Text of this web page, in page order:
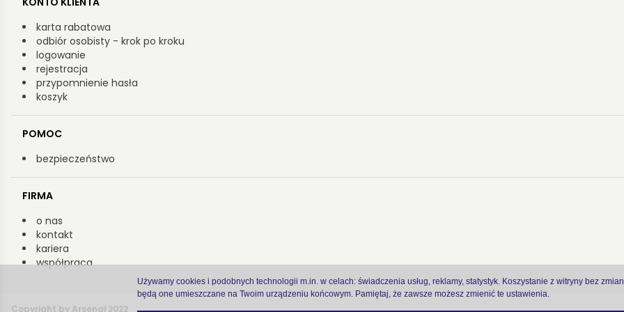
Używamy cookies i podobnych technologii m.in. w celach: świadczenia usług, reklamy, statystyk. Koszystanie z witryny bez
będą one umieszczane na Twoim urządzeniu końcowym. Pamiętaj, że zawsze możesz zmienić te ustawienia.
karta rabatowa
odbiór osobisty - krok po kroku
logowanie
rejestracja
przypomnienie hasła
koszyk
POMOC
bezpieczeństwo
FIRMA
o nas
kontakt
kariera
współpraca
Copyright by Arsenał 2022